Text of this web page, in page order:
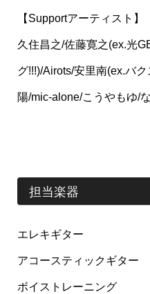
【Supportアーティスト】
久住昌之/佐藤寛之(ex.光
グ!!!)/Airots/安里南(ex.バ
陽/mic-alone/こうやもゆ/な
担当楽器
エレキギター
アコースティックギター
ボイストレーニング